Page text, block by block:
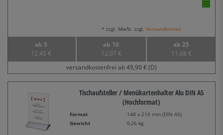
* zzgl. MwSt. zzgl. Versandkosten
ab 5
12,45 €
ab 10
12,07 €
ab 25
11,68 €
versandkostenfrei ab 49,90 € (D)
Tischaufsteller / Menükartenhalter Alu DIN A5
(Hochformat)
Format
148 x 210 mm (DIN A5)
Gewicht
0,26 kg